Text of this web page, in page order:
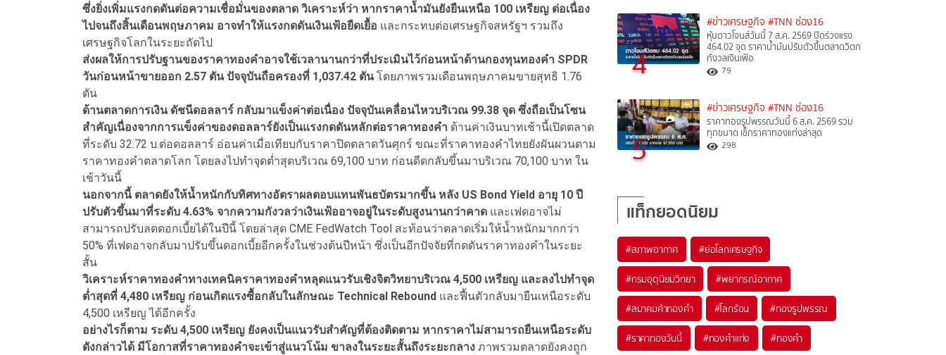
ซึ่งยิ่งเพิ่มแรงกดดันต่อความเชื่อมั่นของตลาด วิเคราะห์ว่า หากราคานํ้ามันยังยืนเหนือ 100 เหรียญ ต่อเนื่อง
ไปจนถึงสิ้นเดือนพฤษภาคม อาจทําให้แรงกดดันเงินเฟ้อยืดเยื้อ และกระทบต่อเศรษฐกิจสหรัฐฯ รวมถึง
เศรษฐกิจโลกในระยะถัดไป
ส่งผลให้การปรับฐานของราคาทองคําอาจใช้เวลานานกว่าที่ประเมินไว้ก่อนหน้าด้านกองทุนทองคํา SPDR
วันก่อนหน้าขายออก 2.57 ตัน ปัจจุบันถือครองที่ 1,037.42 ตันโดยภาพรวมเดือนพฤษภาคมขายสุทธิ 1.76
ตัน
ด้านตลาดการเงิน ดัชนีดอลลาร์ กลับมาแข็งค่าต่อเนื่อง ปัจจุบันเคลื่อนไหวบริเวณ 99.38 จุด ซึ่งถือเป็นโซน
สําคัญเนื่องจากการแข็งค่าของดอลลาร์ยังเป็นแรงกดดันหลักต่อราคาทองคํา ด้านค่าเงินบาทเช้านี้เปิดตลาด
ที่ระดับ 32.72 บ.ต่อดอลลาร์ อ่อนค่าเมื่อเทียบกับราคาปิดตลาดวันศุกร์ ขณะที่ราคาทองคําไทยยังผันผวนตาม
ราคาทองคําตลาดโลก โดยลงไปทําจุดตํ่าสุดบริเวณ 69,100 บาท ก่อนดีดกลับขึ้นมาบริเวณ 70,100 บาท ใน
เช้าวันนี้
นอกจากนี้ ตลาดยังให้นํ้าหนักกับทิศทางอัตราผลตอบแทนพันธบัตรมากขึ้น หลัง US Bond Yield อายุ 10 ปี
ปรับตัวขึ้นมาที่ระดับ 4.63% จากความกังวลว่าเงินเฟ้ออาจอยู่ในระดับสูงนานกว่าคาด และเฟดอาจไม่
สามารถปรับลดดอกเบี้ยได้ในปีนี้ โดยล่าสุด CME FedWatch Tool สะท้อนว่าตลาดเริ่มให้นํ้าหนักมากกว่า
50% ที่เฟดอาจกลับมาปรับขึ้นดอกเบี้ยอีกครั้งในช่วงต้นปีหน้า ซึ่งเป็นอีกปัจจัยที่กดดันราคาทองคําในระยะ
สั้น
วิเคราะห์ราคาทองคําทางเทคนิคราคาทองคําหลุดแนวรับเชิงจิตวิทยาบริเวณ 4,500 เหรียญ และลงไปทําจุด
ตํ่าสุดที่ 4,480 เหรียญ ก่อนเกิดแรงซื้อกลับในลักษณะ Technical Rebound และฟื้นตัวกลับมายืนเหนือระดับ
4,500 เหรียญ ได้อีกครั้ง
อย่างไรก็ตาม ระดับ 4,500 เหรียญ ยังคงเป็นแนวรับสําคัญที่ต้องติดตาม หากราคาไม่สามารถยืนเหนือระดับ
ดังกล่าวได้ มีโอกาสที่ราคาทองคําจะเข้าสู่แนวโน้ม ขาลงในระยะสั้นถึงระยะกลาง ภาพรวมตลาดยังคงถูก
4
#ข่าวเศรษฐกิจ #TNN ช่อง16
หุ้นดาวโจนส์วันนี้ 7 ส.ค. 2569 ปิดร่วงแรง
464.02 จุด ราคาน้ำมันปรับตัวขึ้นตลาดวิตก
กังวลเงินเฟ้อ
79
5
#ข่าวเศรษฐกิจ #TNN ช่อง16
ราคาทองรูปพรรณวันนี้ 6 ส.ค. 2569 รวม
ทุกขนาด เช็กราคาทองแท่งล่าสุด
298
แท็กยอดนิยม
#สภาพอากาศ #ย่อโลกเศรษฐกิจ
#กรมอุตุนิยมวิทยา #พยากรณ์อากาศ
#สมาคมค้าทองคำ #โลกร้อน #ทองรูปพรรณ
#ราคาทองวันนี้ #ทองคำแท่ง #ทองคำ